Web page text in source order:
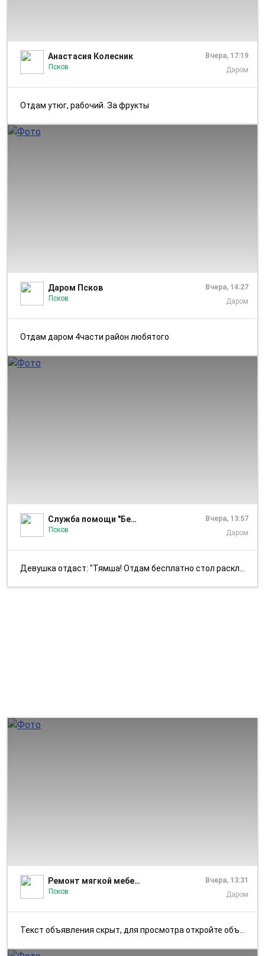
Анастасия Колесник
Псков
Вчера, 17:19
Даром
Отдам утюг, рабочий. За фрукты
Даром Псков
Псков
Вчера, 14:27
Даром
Отдам даром 4части район любятого
Служба помощи "Белый цветок"
Псков
Вчера, 13:57
Даром
Девушка отдаст: "Тямша! Отдам бесплатно стол раскладной с ящиком и бак...
Ремонт мягкой мебели | Псков и область
Псков
Вчера, 13:31
Даром
Текст объявления скрыт, для просмотра откройте объявление в приложении...